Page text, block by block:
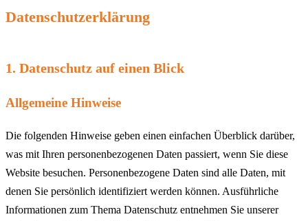
Datenschutzerklärung
1. Datenschutz auf einen Blick
Allgemeine Hinweise
Die folgenden Hinweise geben einen einfachen Überblick darüber,
was mit Ihren personenbezogenen Daten passiert, wenn Sie diese
Website besuchen. Personenbezogene Daten sind alle Daten, mit
denen Sie persönlich identifiziert werden können. Ausführliche
Informationen zum Thema Datenschutz entnehmen Sie unserer